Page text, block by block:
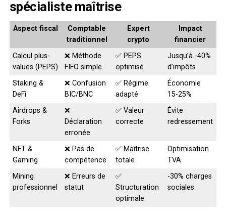
spécialiste maîtrise
Aspect fiscal
Comptable
traditionnel
Expert
crypto
Impact
financier
Calcul plus-
values (PEPS)
❌ Méthode
FIFO simple
✅ PEPS
optimisé
Jusqu’à -40%
d’impôts
Staking &
DeFi
❌ Confusion
BIC/BNC
✅ Régime
adapté
Économie
15-25%
Airdrops &
Forks
❌
Déclaration
erronée
✅ Valeur
correcte
Évite
redressement
NFT &
Gaming
❌ Pas de
compétence
✅ Maîtrise
totale
Optimisation
TVA
Mining
professionnel
❌ Erreurs de
statut
✅
Structuration
optimale
-30% charges
sociales